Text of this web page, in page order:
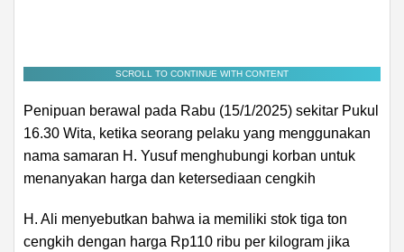
SCROLL TO CONTINUE WITH CONTENT
Penipuan berawal pada Rabu (15/1/2025) sekitar Pukul
16.30 Wita, ketika seorang pelaku yang menggunakan
nama samaran H. Yusuf menghubungi korban untuk
menanyakan harga dan ketersediaan cengkih
H. Ali menyebutkan bahwa ia memiliki stok tiga ton
cengkih dengan harga Rp110 ribu per kilogram jika